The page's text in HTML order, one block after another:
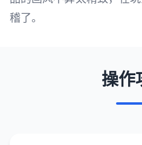
稽了。
操作